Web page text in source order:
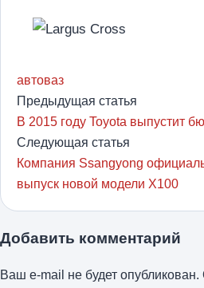
автоваз
Предыдущая статья
В 2015 году Toyota выпустит
Следующая статья
Компания Ssangyong
выпуск новой модели X100
Добавить комментарий
Ваш e-mail не будет опубликован.